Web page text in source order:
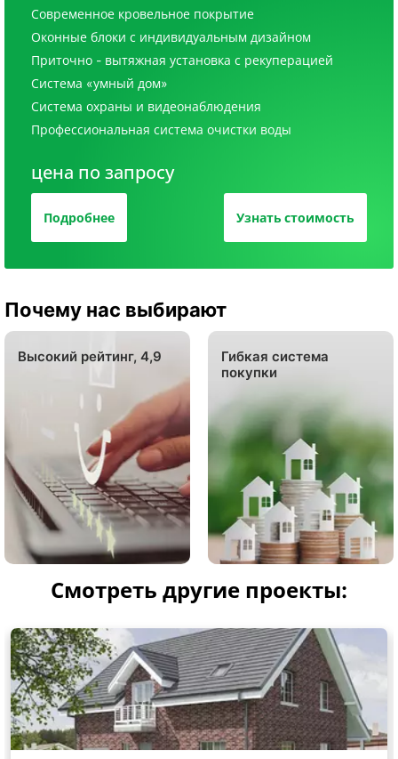
Современное кровельное покрытие
Оконные блоки с индивидуальным дизайном
Приточно - вытяжная установка с рекуперацией
Система «умный дом»
Система охраны и видеонаблюдения
Профессиональная система очистки воды
цена по запросу
Подробнее Узнать стоимость
Почему нас выбирают
Высокий рейтинг, 4,9
Гибкая система
покупки
Смотреть другие проекты: